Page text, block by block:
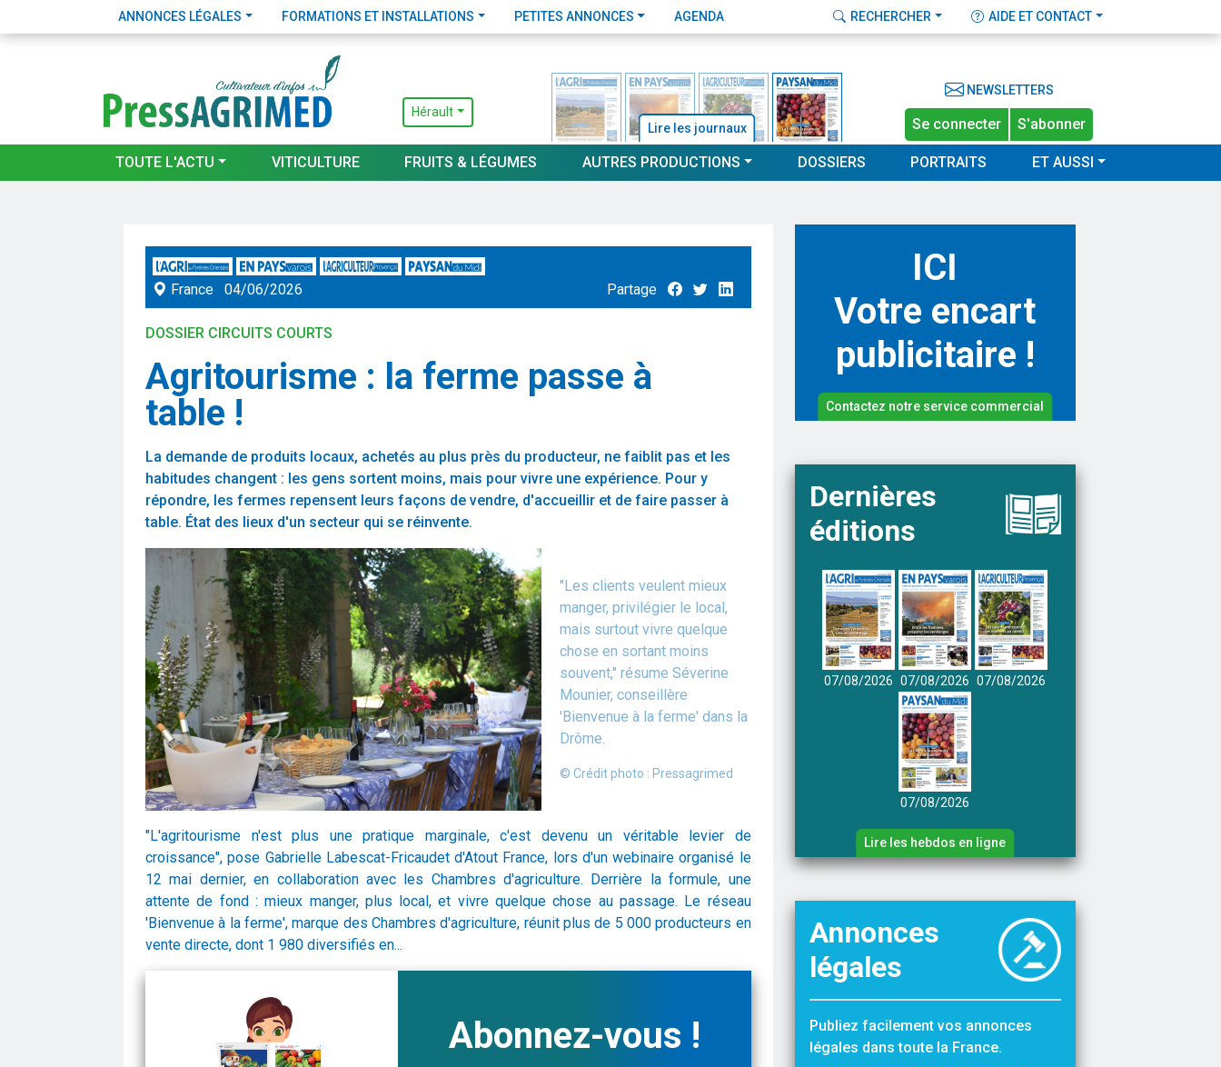
ANNONCES LÉGALES FORMATIONS ET INSTALLATIONS PETITES ANNONCES AGENDA RECHERCHER AIDE ET CONTACT
Hérault
Lire les journaux
NEWSLETTERS
Se connecter S'abonner
TOUTE L'ACTU VITICULTURE FRUITS & LÉGUMES AUTRES PRODUCTIONS DOSSIERS PORTRAITS ET AUSSI
France 04/06/2026 Partage
DOSSIER CIRCUITS COURTS
Agritourisme : la ferme passe à
table !
La demande de produits locaux, achetés au plus près du producteur, ne faiblit pas et les
habitudes changent : les gens sortent moins, mais pour vivre une expérience. Pour y
répondre, les fermes repensent leurs façons de vendre, d'accueillir et de faire passer à
table. État des lieux d'un secteur qui se réinvente.
"Les clients veulent mieux
manger, privilégier le local,
mais surtout vivre quelque
chose en sortant moins
souvent," résume Séverine
Mounier, conseillère
'Bienvenue à la ferme' dans la
Drôme.
© Crédit photo : Pressagrimed
"L'agritourisme n'est plus une pratique marginale, c'est devenu un véritable levier de
croissance", pose Gabrielle Labescat-Fricaudet d'Atout France, lors d'un webinaire organisé le
12 mai dernier, en collaboration avec les Chambres d'agriculture. Derrière la formule, une
attente de fond : mieux manger, plus local, et vivre quelque chose au passage. Le réseau
'Bienvenue à la ferme', marque des Chambres d'agriculture, réunit plus de 5 000 producteurs en
vente directe, dont 1 980 diversifiés en...
Abonnez-vous !
ICI
Votre encart
publicitaire !
Contactez notre service commercial
Dernières
éditions
07/08/2026 07/08/2026 07/08/2026
07/08/2026
Lire les hebdos en ligne
Annonces
légales
Publiez facilement vos annonces
légales dans toute la France.